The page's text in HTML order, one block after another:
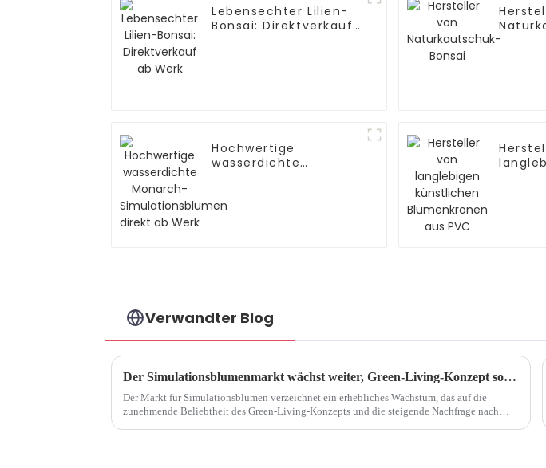
Lebensechter Lilien-
Bonsai: Direktverkauf
Bonsai
Hochwertige
wasserdichte
direkt ab Werk
Verwandter Blog
Der Simulationsblumenmarkt wächst weiter, Green-Living-Konzept soll die Entwicklung der Branche fördern
Der Markt für Simulationsblumen verzeichnet ein erhebliches Wachstum, das auf die
zunehmende Beliebtheit des Green-Living-Konzepts und die steigende Nachfrage nach